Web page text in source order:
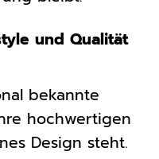
und Qualität
bekannte
hochwertigen
Design steht.